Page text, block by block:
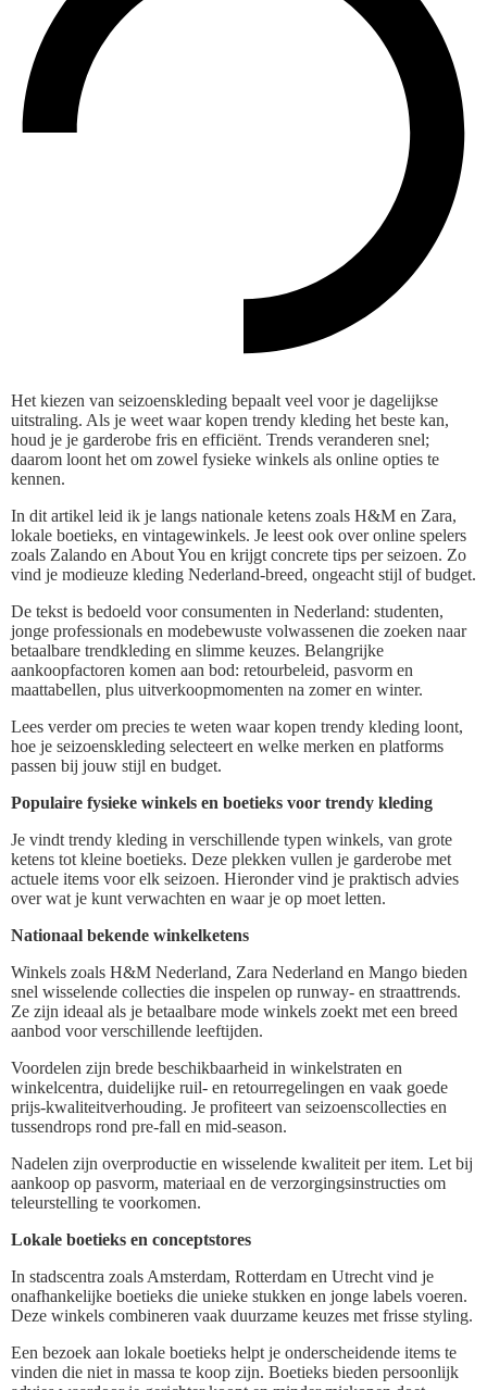
Het kiezen van seizoenskleding bepaalt veel voor je dagelijkse
uitstraling. Als je weet waar kopen trendy kleding het beste kan,
houd je je garderobe fris en efficiënt. Trends veranderen snel;
daarom loont het om zowel fysieke winkels als online opties te
kennen.
In dit artikel leid ik je langs nationale ketens zoals H&M en Zara,
lokale boetieks, en vintagewinkels. Je leest ook over online spelers
zoals Zalando en About You en krijgt concrete tips per seizoen. Zo
vind je modieuze kleding Nederland-breed, ongeacht stijl of budget.
De tekst is bedoeld voor consumenten in Nederland: studenten,
jonge professionals en modebewuste volwassenen die zoeken naar
betaalbare trendkleding en slimme keuzes. Belangrijke
aankoopfactoren komen aan bod: retourbeleid, pasvorm en
maattabellen, plus uitverkoopmomenten na zomer en winter.
Lees verder om precies te weten waar kopen trendy kleding loont,
hoe je seizoenskleding selecteert en welke merken en platforms
passen bij jouw stijl en budget.
Populaire fysieke winkels en boetieks voor trendy kleding
Je vindt trendy kleding in verschillende typen winkels, van grote
ketens tot kleine boetieks. Deze plekken vullen je garderobe met
actuele items voor elk seizoen. Hieronder vind je praktisch advies
over wat je kunt verwachten en waar je op moet letten.
Nationaal bekende winkelketens
Winkels zoals H&M Nederland, Zara Nederland en Mango bieden
snel wisselende collecties die inspelen op runway- en straattrends.
Ze zijn ideaal als je betaalbare mode winkels zoekt met een breed
aanbod voor verschillende leeftijden.
Voordelen zijn brede beschikbaarheid in winkelstraten en
winkelcentra, duidelijke ruil- en retourregelingen en vaak goede
prijs-kwaliteitverhouding. Je profiteert van seizoenscollecties en
tussendrops rond pre-fall en mid-season.
Nadelen zijn overproductie en wisselende kwaliteit per item. Let bij
aankoop op pasvorm, materiaal en de verzorgingsinstructies om
teleurstelling te voorkomen.
Lokale boetieks en conceptstores
In stadscentra zoals Amsterdam, Rotterdam en Utrecht vind je
onafhankelijke boetieks die unieke stukken en jonge labels voeren.
Deze winkels combineren vaak duurzame keuzes met frisse styling.
Een bezoek aan lokale boetieks helpt je onderscheidende items te
vinden die niet in massa te koop zijn. Boetieks bieden persoonlijk